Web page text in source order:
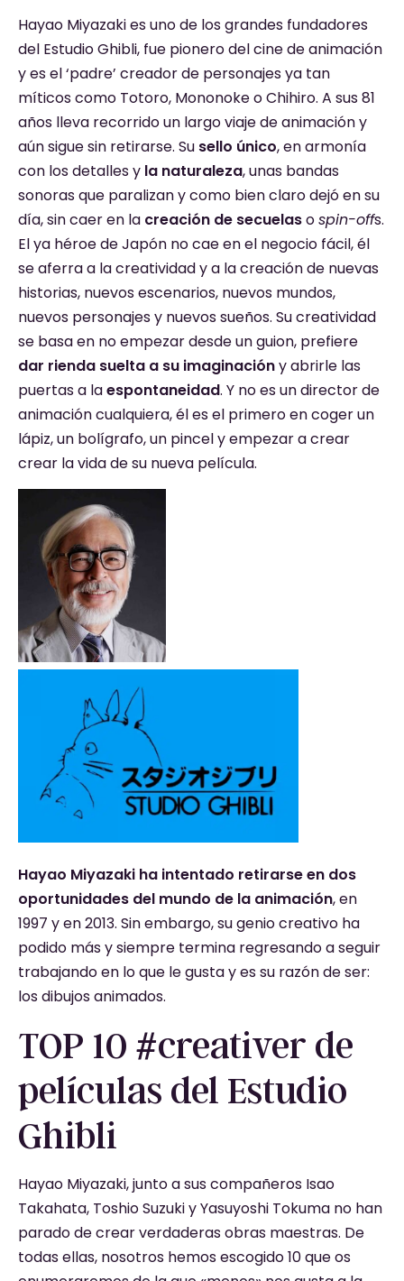
Hayao Miyazaki es uno de los grandes fundadores
del Estudio Ghibli, fue pionero del cine de animación
y es el ‘padre’ creador de personajes ya tan
míticos como Totoro, Mononoke o Chihiro. A sus 81
años lleva recorrido un largo viaje de animación y
aún sigue sin retirarse. Su sello único, en armonía
con los detalles y la naturaleza, unas bandas
sonoras que paralizan y como bien claro dejó en su
día, sin caer en la creación de secuelasospin-offs.
El ya héroe de Japón no cae en el negocio fácil, él
se aferra a la creatividad y a la creación de nuevas
historias, nuevos escenarios, nuevos mundos,
nuevos personajes y nuevos sueños. Su creatividad
se basa en no empezar desde un guion, prefiere
dar rienda suelta a su imaginacióny abrirle las
puertas a laespontaneidad. Y no es un director de
animación cualquiera, él es el primero en coger un
lápiz, un bolígrafo, un pincel y empezar a crear
crear la vida de su nueva película.
Hayao Miyazaki ha intentado retirarse en dos
oportunidades del mundo de la animación, en
1997 y en 2013. Sin embargo, su genio creativo ha
podido más y siempre termina regresando a seguir
trabajando en lo que le gusta y es su razón de ser:
los dibujos animados.
TOP 10 #creativer de
películas del Estudio
Ghibli
Hayao Miyazaki, junto a sus compañeros Isao
Takahata, Toshio Suzuki y Yasuyoshi Tokuma no han
parado de crear verdaderas obras maestras. De
todas ellas, nosotros hemos escogido 10 que os